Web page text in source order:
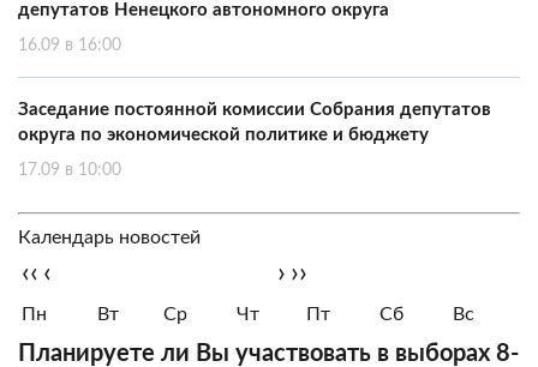
депутатов Ненецкого автономного округа
16.09 в 16:00
Заседание постоянной комиссии Собрания депутатов
округа по экономической политике и бюджету
17.09 в 10:00
Календарь новостей
‹‹ ‹ › ››
Пн Вт Ср Чт Пт Сб Вс
Планируете ли Вы участвовать в выборах 8-